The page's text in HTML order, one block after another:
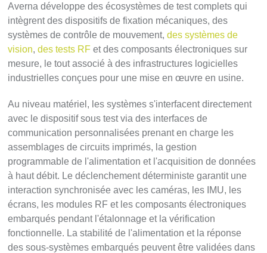
Averna développe des écosystèmes de test complets qui
intègrent des dispositifs de fixation mécaniques, des
systèmes de contrôle de mouvement,des systèmes de
vision,des tests RF et des composants électroniques sur
mesure, le tout associé à des infrastructures logicielles
industrielles conçues pour une mise en œuvre en usine.
Au niveau matériel, les systèmes s'interfacent directement
avec le dispositif sous test via des interfaces de
communication personnalisées prenant en charge les
assemblages de circuits imprimés, la gestion
programmable de l'alimentation et l'acquisition de données
à haut débit. Le déclenchement déterministe garantit une
interaction synchronisée avec les caméras, les IMU, les
écrans, les modules RF et les composants électroniques
embarqués pendant l'étalonnage et la vérification
fonctionnelle. La stabilité de l'alimentation et la réponse
des sous-systèmes embarqués peuvent être validées dans